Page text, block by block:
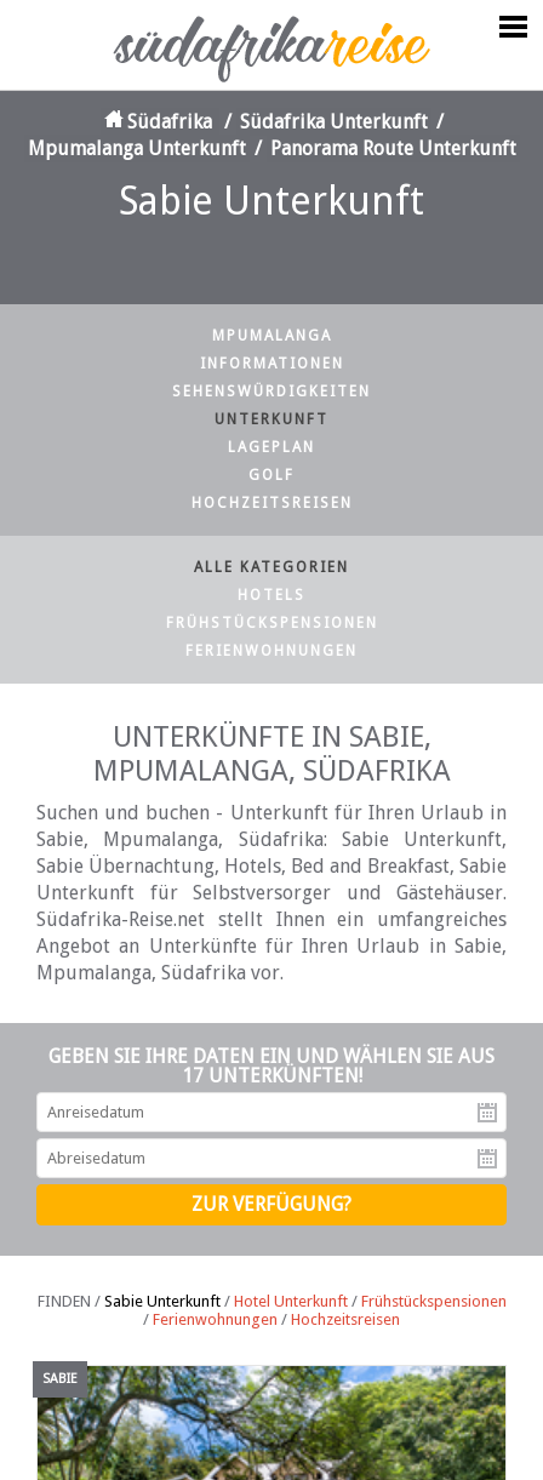
Sabie Unterkunft
Südafrika / Südafrika Unterkunft /
Mpumalanga Unterkunft / Panorama Route Unterkunft
MPUMALANGA
INFORMATIONEN
SEHENSWÜRDIGKEITEN
UNTERKUNFT
LAGEPLAN
GOLF
HOCHZEITSREISEN
ALLE KATEGORIEN
HOTELS
FRÜHSTÜCKSPENSIONEN
FERIENWOHNUNGEN
UNTERKÜNFTE IN SABIE,
MPUMALANGA, SÜDAFRIKA
Suchen und buchen - Unterkunft für Ihren Urlaub in
Sabie, Mpumalanga, Südafrika: Sabie Unterkunft,
Sabie Übernachtung, Hotels, Bed and Breakfast, Sabie
Unterkunft für Selbstversorger und Gästehäuser.
Südafrika-Reise.net stellt Ihnen ein umfangreiches
Angebot an Unterkünfte für Ihren Urlaub in Sabie,
Mpumalanga, Südafrika vor.
GEBEN SIE IHRE DATEN EIN UND WÄHLEN SIE AUS
17 UNTERKÜNFTEN!
FINDEN / Sabie Unterkunft/ Hotel Unterkunft/ Frühstückspensionen
/ Ferienwohnungen / Hochzeitsreisen
SABIE